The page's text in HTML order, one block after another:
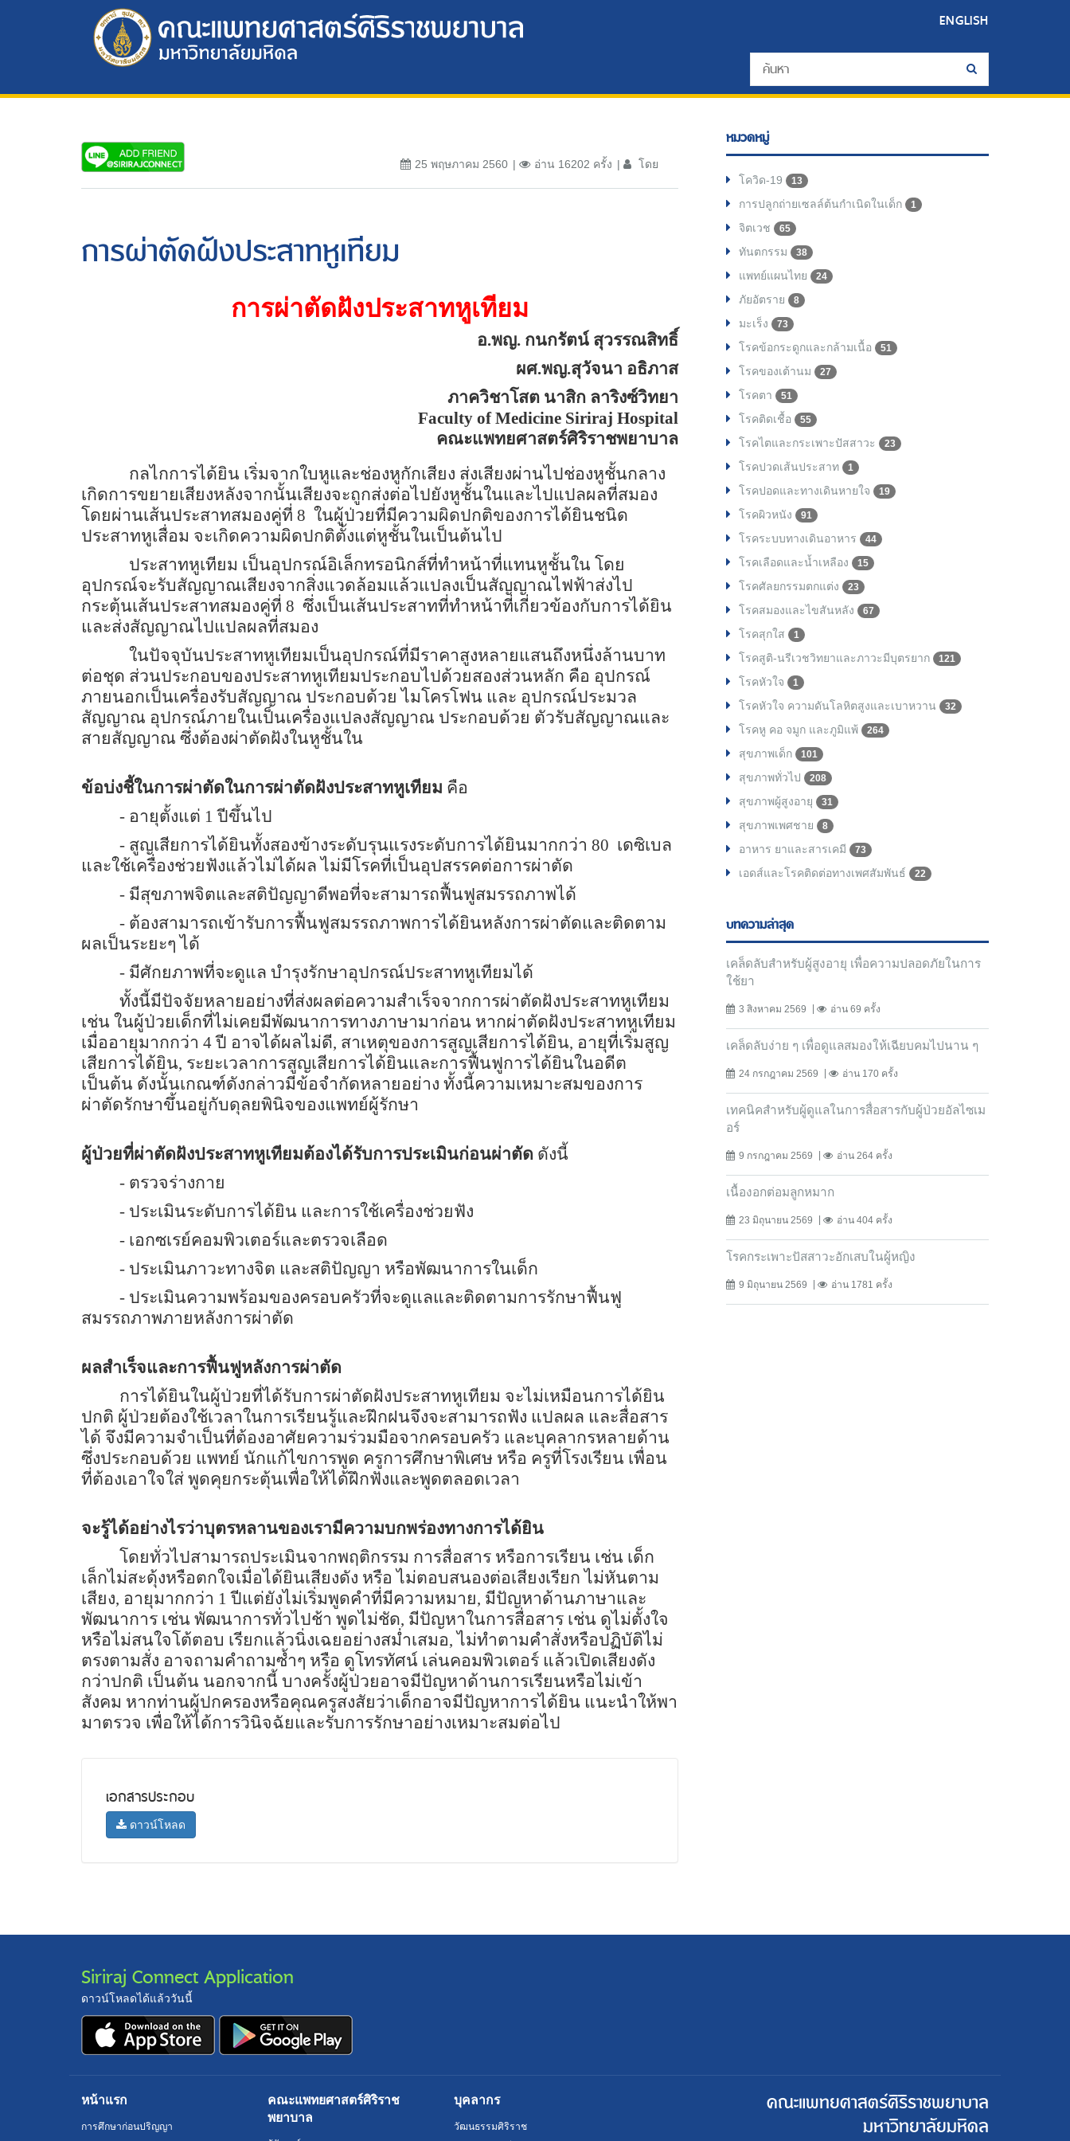
ENGLISH
25 พฤษภาคม 2560 อ่าน 16202 ครั้ง โดย
การผ่าตัดฝังประสาทหูเทียม
การผ่าตัดฝังประสาทหูเทียม
อ.พญ. กนกรัตน์ สุวรรณสิทธิ์
ผศ.พญ.สุวัจนา อธิภาส
ภาควิชาโสต นาสิก ลาริงซ์วิทยา
Faculty of Medicine Siriraj Hospital
คณะแพทยศาสตร์ศิริราชพยาบาล
กลไกการได้ยิน เริ่มจากใบหูและช่องหูกักเสียง ส่งเสียงผ่านไปช่องหูชั้นกลาง
เกิดการขยายเสียงหลังจากนั้นเสียงจะถูกส่งต่อไปยังหูชั้นในและไปแปลผลที่สมอง
โดยผ่านเส้นประสาทสมองคู่ที่ 8 ในผู้ป่วยที่มีความผิดปกติของการได้ยินชนิด
ประสาทหูเสื่อม จะเกิดความผิดปกติตั้งแต่หูชั้นในเป็นต้นไป
ประสาทหูเทียม เป็นอุปกรณ์อิเล็กทรอนิกส์ที่ทำหน้าที่แทนหูชั้นใน โดย
อุปกรณ์จะรับสัญญาณเสียงจากสิ่งแวดล้อมแล้วแปลงเป็นสัญญาณไฟฟ้าส่งไป
กระตุ้นเส้นประสาทสมองคู่ที่ 8 ซึ่งเป็นเส้นประสาทที่ทำหน้าที่เกี่ยวข้องกับการได้ยิน
และส่งสัญญาณไปแปลผลที่สมอง
ในปัจจุบันประสาทหูเทียมเป็นอุปกรณ์ที่มีราคาสูงหลายแสนถึงหนึ่งล้านบาท
ต่อชุด ส่วนประกอบของประสาทหูเทียมประกอบไปด้วยสองส่วนหลัก คือ อุปกรณ์
ภายนอกเป็นเครื่องรับสัญญาณ ประกอบด้วย ไมโครโฟน และ อุปกรณ์ประมวล
สัญญาณ อุปกรณ์ภายในเป็นเครื่องแปลงสัญญาณ ประกอบด้วย ตัวรับสัญญาณและ
สายสัญญาณ ซึ่งต้องผ่าตัดฝังในหูชั้นใน
ข้อบ่งชี้ในการผ่าตัดในการผ่าตัดฝังประสาทหูเทียม คือ
- อายุตั้งแต่ 1 ปีขึ้นไป
- สูญเสียการได้ยินทั้งสองข้างระดับรุนแรงระดับการได้ยินมากกว่า 80 เดซิเบล
และใช้เครื่องช่วยฟังแล้วไม่ได้ผล ไม่มีโรคที่เป็นอุปสรรคต่อการผ่าตัด
- มีสุขภาพจิตและสติปัญญาดีพอที่จะสามารถฟื้นฟูสมรรถภาพได้
- ต้องสามารถเข้ารับการฟื้นฟูสมรรถภาพการได้ยินหลังการผ่าตัดและติดตาม
ผลเป็นระยะๆ ได้
- มีศักยภาพที่จะดูแล บำรุงรักษาอุปกรณ์ประสาทหูเทียมได้
ทั้งนี้มีปัจจัยหลายอย่างที่ส่งผลต่อความสำเร็จจากการผ่าตัดฝังประสาทหูเทียม
เช่น ในผู้ป่วยเด็กที่ไม่เคยมีพัฒนาการทางภาษามาก่อน หากผ่าตัดฝังประสาทหูเทียม
เมื่ออายุมากกว่า 4ปี อาจได้ผลไม่ดี, สาเหตุของการสูญเสียการได้ยิน, อายุที่เริ่มสูญ
เสียการได้ยิน, ระยะเวลาการสูญเสียการได้ยินและการฟื้นฟูการได้ยินในอดีต
เป็นต้น ดังนั้นเกณฑ์ดังกล่าวมีข้อจำกัดหลายอย่าง ทั้งนี้ความเหมาะสมของการ
ผ่าตัดรักษาขึ้นอยู่กับดุลยพินิจของแพทย์ผู้รักษา
ผู้ป่วยที่ผ่าตัดฝังประสาทหูเทียมต้องได้รับการประเมินก่อนผ่าตัด ดังนี้
- ตรวจร่างกาย
- ประเมินระดับการได้ยิน และการใช้เครื่องช่วยฟัง
- เอกซเรย์คอมพิวเตอร์และตรวจเลือด
- ประเมินภาวะทางจิต และสติปัญญา หรือพัฒนาการในเด็ก
- ประเมินความพร้อมของครอบครัวที่จะดูแลและติดตามการรักษาฟื้นฟู
สมรรถภาพภายหลังการผ่าตัด
ผลสำเร็จและการฟื้นฟูหลังการผ่าตัด
การได้ยินในผู้ป่วยที่ได้รับการผ่าตัดฝังประสาทหูเทียม จะไม่เหมือนการได้ยิน
ปกติ ผู้ป่วยต้องใช้เวลาในการเรียนรู้และฝึกฝนจึงจะสามารถฟัง แปลผล และสื่อสาร
ได้ จึงมีความจำเป็นที่ต้องอาศัยความร่วมมือจากครอบครัว และบุคลากรหลายด้าน
ซึ่งประกอบด้วย แพทย์ นักแก้ไขการพูด ครูการศึกษาพิเศษ หรือ ครูที่โรงเรียน เพื่อน
ที่ต้องเอาใจใส่ พูดคุยกระตุ้นเพื่อให้ได้ฝึกฟังและพูดตลอดเวลา
จะรู้ได้อย่างไรว่าบุตรหลานของเรามีความบกพร่องทางการได้ยิน
โดยทั่วไปสามารถประเมินจากพฤติกรรม การสื่อสาร หรือการเรียน เช่น เด็ก
เล็กไม่สะดุ้งหรือตกใจเมื่อได้ยินเสียงดัง หรือ ไม่ตอบสนองต่อเสียงเรียก ไม่หันตาม
เสียง, อายุมากกว่า 1 ปีแต่ยังไม่เริ่มพูดคำที่มีความหมาย, มีปัญหาด้านภาษาและ
พัฒนาการ เช่น พัฒนาการทั่วไปช้า พูดไม่ชัด, มีปัญหาในการสื่อสาร เช่น ดูไม่ตั้งใจ
หรือไม่สนใจโต้ตอบ เรียกแล้วนิ่งเฉยอย่างสม่ำเสมอ,ไม่ทำตามคำสั่งหรือปฏิบัติไม่
ตรงตามสั่ง อาจถามคำถามซ้ำๆ หรือ ดูโทรทัศน์ เล่นคอมพิวเตอร์ แล้วเปิดเสียงดัง
กว่าปกติ เป็นต้น นอกจากนี้ บางครั้งผู้ป่วยอาจมีปัญหาด้านการเรียนหรือไม่เข้า
สังคม หากท่านผู้ปกครองหรือคุณครูสงสัยว่าเด็กอาจมีปัญหาการได้ยิน แนะนำให้พา
มาตรวจ เพื่อให้ได้การวินิจฉัยและรับการรักษาอย่างเหมาะสมต่อไป
เอกสารประกอบ
ดาวน์โหลด
หมวดหมู่
โควิด-19 13
การปลูกถ่ายเซลล์ต้นกำเนิดในเด็ก 1
จิตเวช 65
ทันตกรรม 38
แพทย์แผนไทย 24
ภัยอัตราย 8
มะเร็ง 73
โรคข้อกระดูกและกล้ามเนื้อ 51
โรคของเต้านม 27
โรคตา 51
โรคติดเชื้อ 55
โรคไตและกระเพาะปัสสาวะ 23
โรคปวดเส้นประสาท 1
โรคปอดและทางเดินหายใจ 19
โรคผิวหนัง 91
โรคระบบทางเดินอาหาร 44
โรคเลือดและน้ำเหลือง 15
โรคศัลยกรรมตกแต่ง 23
โรคสมองและไขสันหลัง 67
โรคสุกใส 1
โรคสูติ-นรีเวชวิทยาและภาวะมีบุตรยาก 121
โรคหัวใจ 1
โรคหัวใจ ความดันโลหิตสูงและเบาหวาน 32
โรคหู คอ จมูก และภูมิแพ้ 264
สุขภาพเด็ก 101
สุขภาพทั่วไป 208
สุขภาพผู้สูงอายุ 31
สุขภาพเพศชาย 8
อาหาร ยาและสารเคมี 73
เอดส์และโรคติดต่อทางเพศสัมพันธ์ 22
บทความล่าสุด
เคล็ดลับสำหรับผู้สูงอายุ เพื่อความปลอดภัยในการ
ใช้ยา
3 สิงหาคม 2569 อ่าน 69 ครั้ง
เคล็ดลับง่าย ๆ เพื่อดูแลสมองให้เฉียบคมไปนาน ๆ
24 กรกฎาคม 2569 อ่าน 170 ครั้ง
เทคนิคสำหรับผู้ดูแลในการสื่อสารกับผู้ป่วยอัลไซเม
อร์
9 กรกฎาคม 2569 อ่าน 264 ครั้ง
เนื้องอกต่อมลูกหมาก
23 มิถุนายน 2569 อ่าน 404 ครั้ง
โรคกระเพาะปัสสาวะอักเสบในผู้หญิง
9 มิถุนายน 2569 อ่าน 1781 ครั้ง
Siriraj Connect Application
ดาวน์โหลดได้แล้ววันนี้
หน้าแรก
การศึกษาก่อนปริญญา
คณะแพทยศาสตร์ศิริราช
พยาบาล
บุคลากร
วัฒนธรรมศิริราช
คณะแพทยศาสตร์ศิริราชพยาบาล
มหาวิทยาลัยมหิดล